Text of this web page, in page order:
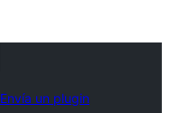
Envía un plugin